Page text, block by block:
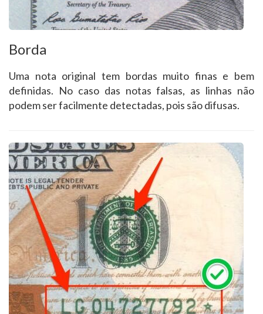
Borda
Uma nota original tem bordas muito finas e bem
definidas. No caso das notas falsas, as linhas não
podem ser facilmente detectadas, pois são difusas.